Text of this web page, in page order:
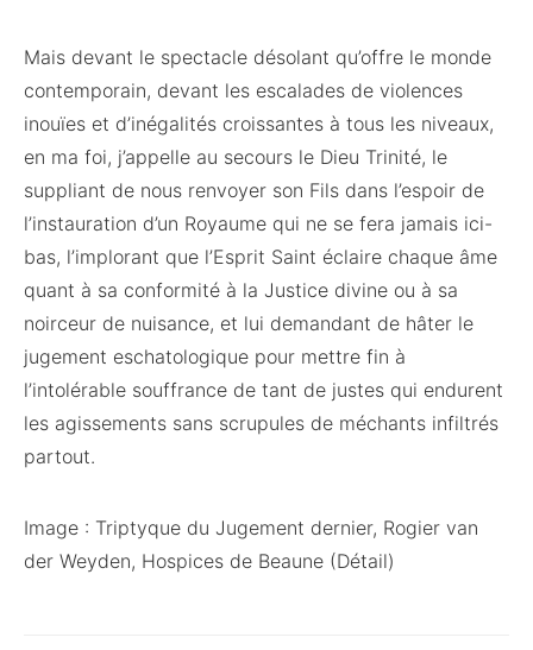
Mais devant le spectacle désolant qu’offre le monde
contemporain, devant les escalades de violences
inouïes et d’inégalités croissantes à tous les niveaux,
en ma foi, j’appelle au secours le Dieu Trinité, le
suppliant de nous renvoyer son Fils dans l’espoir de
l’instauration d’un Royaume qui ne se fera jamais ici-
bas, l’implorant que l’Esprit Saint éclaire chaque âme
quant à sa conformité à la Justice divine ou à sa
noirceur de nuisance, et lui demandant de hâter le
jugement eschatologique pour mettre fin à
l’intolérable souffrance de tant de justes qui endurent
les agissements sans scrupules de méchants infiltrés
partout.
Image : Triptyque du Jugement dernier, Rogier van
der Weyden, Hospices de Beaune (Détail)